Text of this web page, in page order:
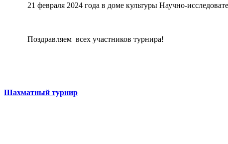
21 февраля 2024 года в доме культуры Научно-
Поздравляем всех участников турнира!
Шахматный турнир